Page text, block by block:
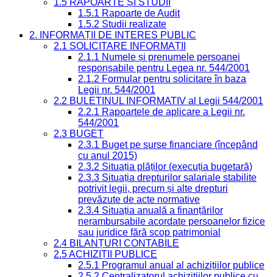
1.5.1 Rapoarte de Audit
1.5.2 Studii realizate
2. INFORMAȚII DE INTERES PUBLIC
2.1 SOLICITARE INFORMAȚII
2.1.1 Numele și prenumele persoanei
responsabile pentru Legea nr. 544/2001
2.1.2 Formular pentru solicitare în baza
Legii nr. 544/2001
2.2 BULETINUL INFORMATIV al Legii 544/2001
2.2.1 Rapoartele de aplicare a Legii nr.
544/2001
2.3 BUGET
2.3.1 Buget pe surse financiare (începând
cu anul 2015)
2.3.2 Situația plăților (execuția bugetară)
2.3.3 Situația drepturilor salariale stabilite
potrivit legii, precum și alte drepturi
prevăzute de acte normative
2.3.4 Situația anuală a finanțărilor
nerambursabile acordate persoanelor fizice
sau juridice fără scop patrimonial
2.4 BILANȚURI CONTABILE
2.5 ACHIZIȚII PUBLICE
2.5.1 Programul anual al achizițiilor publice